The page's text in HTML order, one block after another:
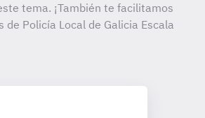
tema. ¡También te facilitamos
Policía Local de Galicia Escala